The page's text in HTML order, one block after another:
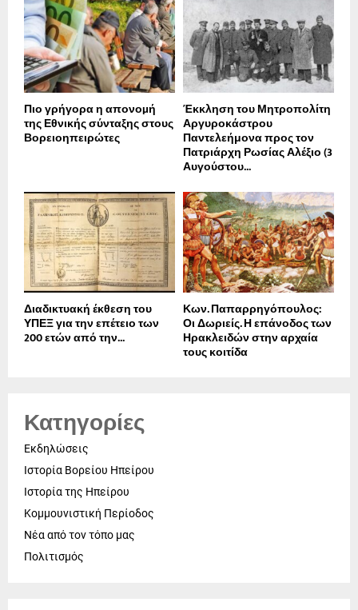
Πιο γρήγορα η απονοµή
της Εθνικής σύνταξης στους
Βορειοηπειρώτες
Έκκληση του Μητροπολίτη
Αργυροκάστρου
Παντελεήμονα προς τον
Πατριάρχη Ρωσίας Αλέξιο (3
Αυγούστου...
Διαδικτυακή έκθεση του
ΥΠΕΞ για την επέτειο των
200 ετών από την...
Κων. Παπαρρηγόπουλος:
Οι Δωριείς. Η επάνοδος των
Ηρακλειδών στην αρχαία
τους κοιτίδα
Κατηγορίες
Εκδηλώσεις
Ιστορία Βορείου Ηπείρου
Ιστορία της Ηπείρου
Κομμουνιστική Περίοδος
Νέα από τον τόπο μας
Πολιτισμός